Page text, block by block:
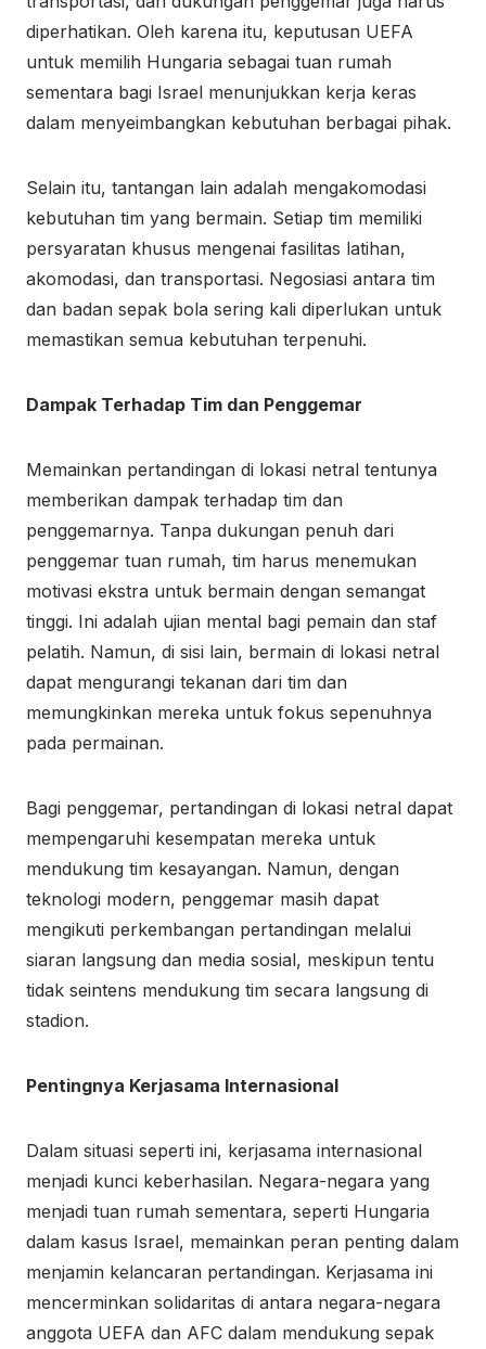
diperhatikan. Oleh karena itu, keputusan UEFA
untuk memilih Hungaria sebagai tuan rumah
sementara bagi Israel menunjukkan kerja keras
dalam menyeimbangkan kebutuhan berbagai pihak.
Selain itu, tantangan lain adalah mengakomodasi
kebutuhan tim yang bermain. Setiap tim memiliki
persyaratan khusus mengenai fasilitas latihan,
akomodasi, dan transportasi. Negosiasi antara tim
dan badan sepak bola sering kali diperlukan untuk
memastikan semua kebutuhan terpenuhi.
Dampak Terhadap Tim dan Penggemar
Memainkan pertandingan di lokasi netral tentunya
memberikan dampak terhadap tim dan
penggemarnya. Tanpa dukungan penuh dari
penggemar tuan rumah, tim harus menemukan
motivasi ekstra untuk bermain dengan semangat
tinggi. Ini adalah ujian mental bagi pemain dan staf
pelatih. Namun, di sisi lain, bermain di lokasi netral
dapat mengurangi tekanan dari tim dan
memungkinkan mereka untuk fokus sepenuhnya
pada permainan.
Bagi penggemar, pertandingan di lokasi netral dapat
mempengaruhi kesempatan mereka untuk
mendukung tim kesayangan. Namun, dengan
teknologi modern, penggemar masih dapat
mengikuti perkembangan pertandingan melalui
siaran langsung dan media sosial, meskipun tentu
tidak seintens mendukung tim secara langsung di
stadion.
Pentingnya Kerjasama Internasional
Dalam situasi seperti ini, kerjasama internasional
menjadi kunci keberhasilan. Negara-negara yang
menjadi tuan rumah sementara, seperti Hungaria
dalam kasus Israel, memainkan peran penting dalam
menjamin kelancaran pertandingan. Kerjasama ini
mencerminkan solidaritas di antara negara-negara
anggota UEFA dan AFC dalam mendukung sepak